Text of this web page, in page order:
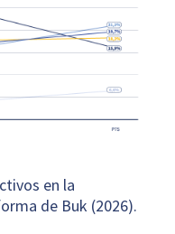
en la
de Buk (2026).